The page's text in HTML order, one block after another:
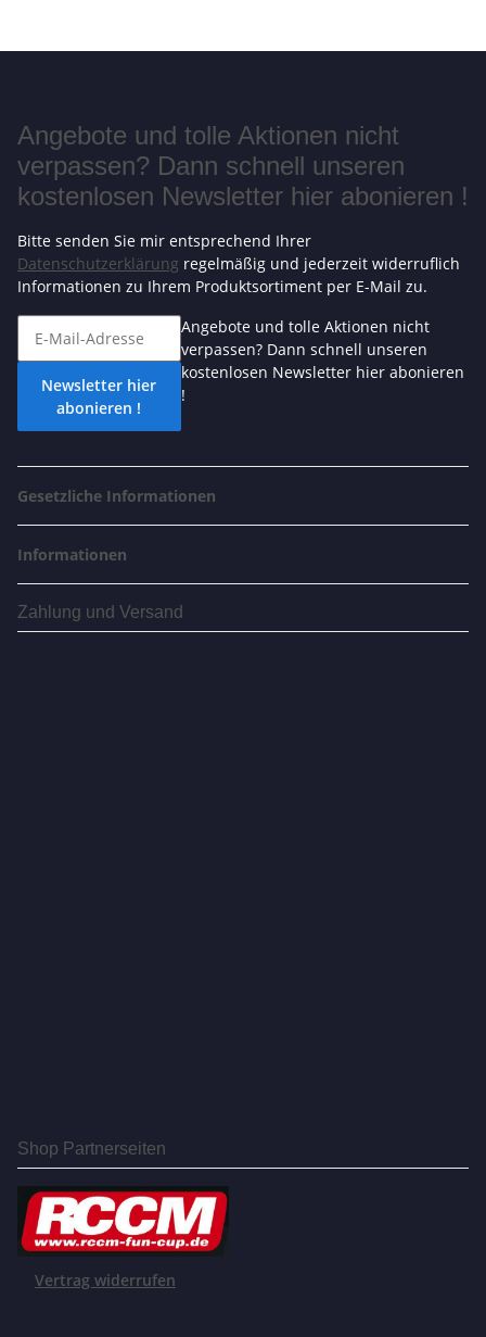
Angebote und tolle Aktionen nicht
verpassen? Dann schnell unseren
kostenlosen Newsletter hier abonieren !
Bitte senden Sie mir entsprechend Ihrer
Datenschutzerklärung regelmäßig und jederzeit widerruflich
Informationen zu Ihrem Produktsortiment per E-Mail zu.
Newsletter hier
abonieren !
Angebote und tolle Aktionen nicht
verpassen? Dann schnell unseren
kostenlosen Newsletter hier abonieren
!
Gesetzliche Informationen
Informationen
Zahlung und Versand
Shop Partnerseiten
Vertrag widerrufen